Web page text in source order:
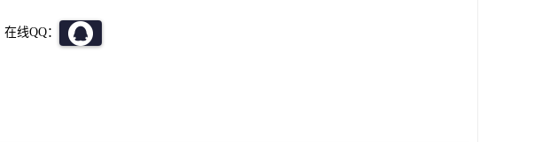
在线QQ：